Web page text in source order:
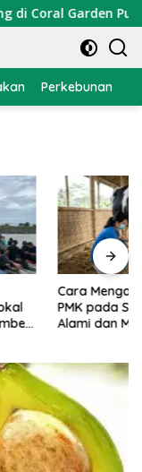
Garden Pulau
Perkebunan
Penyakit
Sapi Perah Secara
Medis